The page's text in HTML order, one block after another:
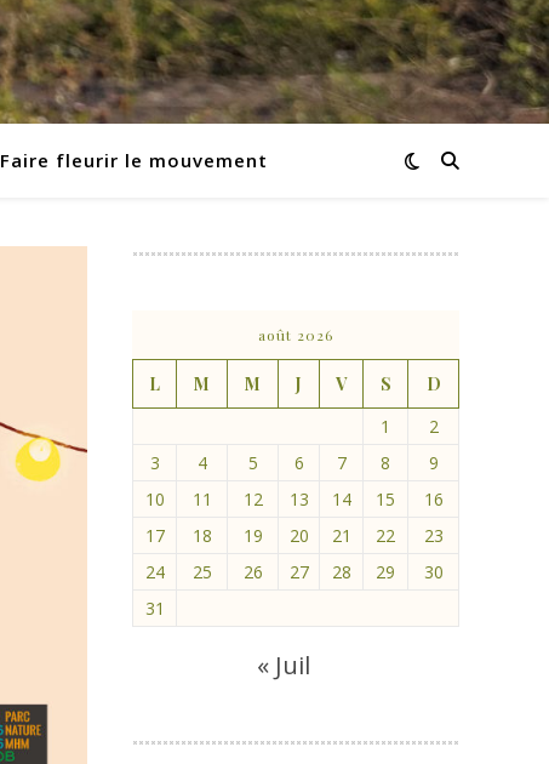
Faire fleurir le mouvement
août 2026
L M M J V S
D
1
2
3
4 5 6 7 8
9
10
11 12 13 14 15
16
17
18 19 20 21 22
23
24
25 26 27 28 29
30
31
« Juil